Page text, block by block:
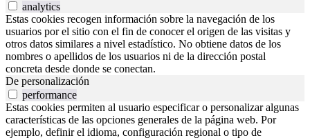
analytics
Estas cookies recogen información sobre la navegación de los
usuarios por el sitio con el fin de conocer el origen de las visitas y
otros datos similares a nivel estadístico. No obtiene datos de los
nombres o apellidos de los usuarios ni de la dirección postal
concreta desde donde se conectan.
De personalización
performance
Estas cookies permiten al usuario especificar o personalizar algunas
características de las opciones generales de la página web. Por
ejemplo, definir el idioma, configuración regional o tipo de